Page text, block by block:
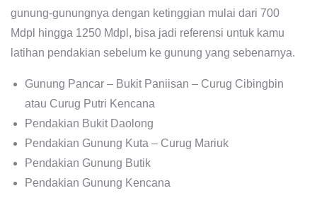
gunung-gunungnya dengan ketinggian mulai dari 700
Mdpl hingga 1250 Mdpl, bisa jadi referensi untuk kamu
latihan pendakian sebelum ke gunung yang sebenarnya.
Gunung Pancar – Bukit Paniisan – Curug Cibingbin
atau Curug Putri Kencana
Pendakian Bukit Daolong
Pendakian Gunung Kuta – Curug Mariuk
Pendakian Gunung Butik
Pendakian Gunung Kencana